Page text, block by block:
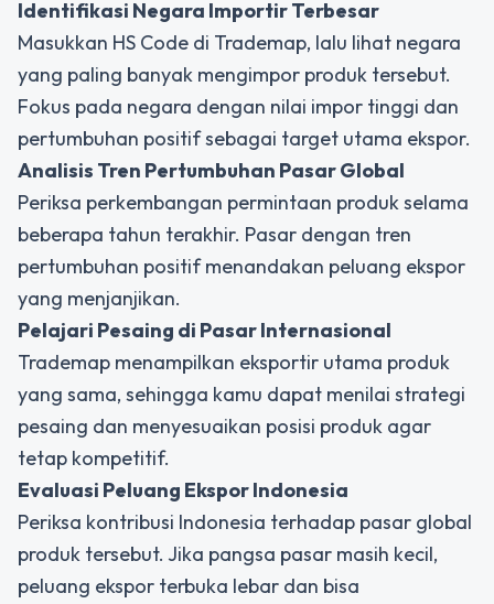
Identifikasi Negara Importir Terbesar
Masukkan HS Code di Trademap, lalu lihat negara
yang paling banyak mengimpor produk tersebut.
Fokus pada negara dengan nilai impor tinggi dan
pertumbuhan positif sebagai target utama ekspor.
Analisis Tren Pertumbuhan Pasar Global
Periksa perkembangan permintaan produk selama
beberapa tahun terakhir. Pasar dengan tren
pertumbuhan positif menandakan peluang ekspor
yang menjanjikan.
Pelajari Pesaing di Pasar Internasional
Trademap menampilkan eksportir utama produk
yang sama, sehingga kamu dapat menilai strategi
pesaing dan menyesuaikan posisi produk agar
tetap kompetitif.
Evaluasi Peluang Ekspor Indonesia
Periksa kontribusi Indonesia terhadap pasar global
produk tersebut. Jika pangsa pasar masih kecil,
peluang ekspor terbuka lebar dan bisa